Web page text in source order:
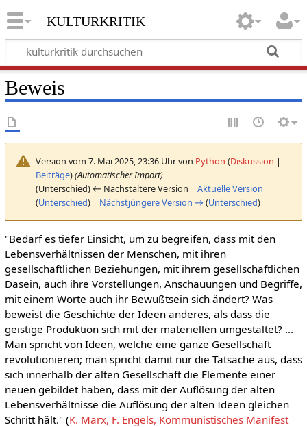
kulturkritik
Beweis
Version vom 7. Mai 2025, 23:36 Uhr von Python (Diskussion |
Beiträge)(Automatischer Import)
(Unterschied) ← Nächstältere Version | Aktuelle Version
(Unterschied) | Nächstjüngere Version → (Unterschied)
"Bedarf es tiefer Einsicht, um zu begreifen, dass mit den
Lebensverhältnissen der Menschen, mit ihren
gesellschaftlichen Beziehungen, mit ihrem gesellschaftlichen
Dasein, auch ihre Vorstellungen, Anschauungen und Begriffe,
mit einem Worte auch ihr Bewußtsein sich ändert? Was
beweist die Geschichte der Ideen anderes, als dass die
geistige Produktion sich mit der materiellen umgestaltet? ...
Man spricht von Ideen, welche eine ganze Gesellschaft
revolutionieren; man spricht damit nur die Tatsache aus, dass
sich innerhalb der alten Gesellschaft die Elemente einer
neuen gebildet haben, dass mit der Auflösung der alten
Lebensverhältnisse die Auflösung der alten Ideen gleichen
Schritt hält." (K. Marx, F. Engels, Kommunistisches Manifest